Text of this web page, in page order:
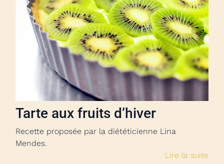
Tarte aux fruits d’hiver
Recette proposée par la diététicienne Lina
Mendes.
Lire la suite